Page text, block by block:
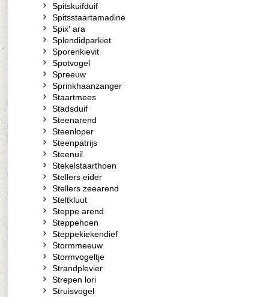
Spitskuifduif
Spitsstaartamadine
Spix' ara
Splendidparkiet
Sporenkievit
Spotvogel
Spreeuw
Sprinkhaanzanger
Staartmees
Stadsduif
Steenarend
Steenloper
Steenpatrijs
Steenuil
Stekelstaarthoen
Stellers eider
Stellers zeearend
Steltkluut
Steppe arend
Steppehoen
Steppekiekendief
Stormmeeuw
Stormvogeltje
Strandplevier
Strepen lori
Struisvogel